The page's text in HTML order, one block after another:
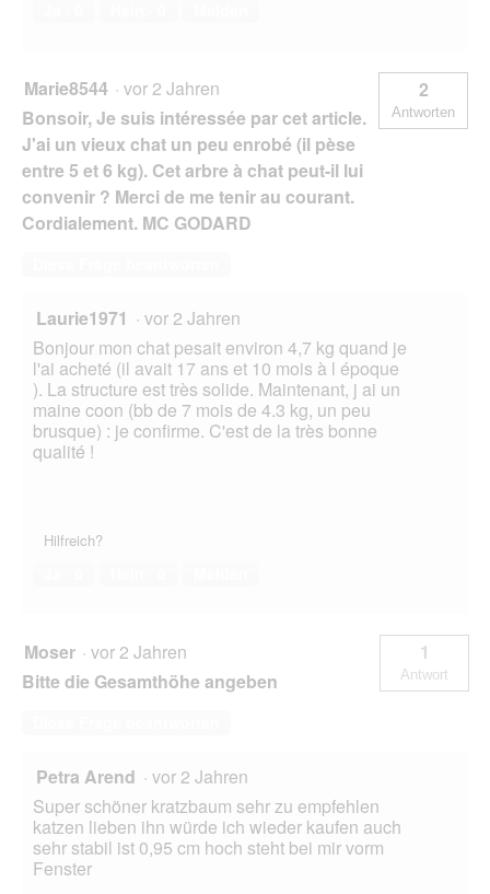
Marie8544 · vor 2 Jahren
Bonsoir, Je suis intéressée par cet article.
J'ai un vieux chat un peu enrobé (il pèse
entre 5 et 6 kg). Cet arbre à chat peut-il lui
convenir ? Merci de me tenir au courant.
Cordialement. MC GODARD
2
Antworten
Laurie1971 · vor 2 Jahren
Bonjour mon chat pesait environ 4,7 kg quand je
l'ai acheté (il avait 17 ans et 10 mois à l époque
). La structure est très solide. Maintenant, j ai un
maine coon (bb de 7 mois de 4.3 kg, un peu
brusque) : je confirme. C'est de la très bonne
qualité !
Hilfreich?
Moser · vor 2 Jahren
Bitte die Gesamthöhe angeben
1
Antwort
Petra Arend · vor 2 Jahren
Super schöner kratzbaum sehr zu empfehlen
katzen lieben ihn würde ich wieder kaufen auch
sehr stabil ist 0,95 cm hoch steht bei mir vorm
Fenster